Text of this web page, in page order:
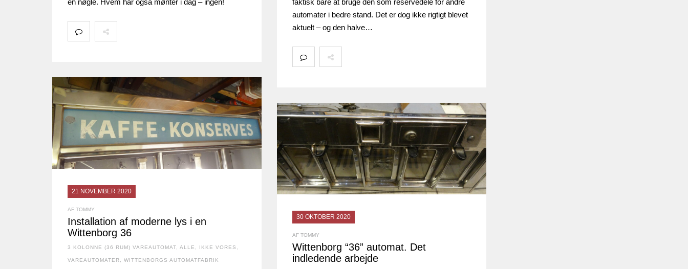
automater i bedre stand. Det er dog ikke rigtigt blevet
aktuelt – og den halve…
21 NOVEMBER 2020
AF TOMMY
Installation af moderne lys i en
Wittenborg 36
3 KOLONNE (36 RUM) VAREAUTOMAT ALLE IKKE VORES
VAREAUTOMATER WITTENBORGS AUTOMATFABRIK
30 OKTOBER 2020
AF TOMMY
Wittenborg “36” automat. Det
indledende arbejde